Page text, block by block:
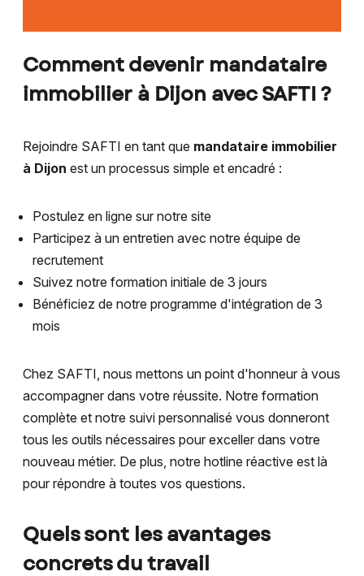
Comment devenir mandataire
immobilier à Dijon avec SAFTI ?
Rejoindre SAFTI en tant que mandataire immobilier
à Dijon est un processus simple et encadré :
Postulez en ligne sur notre site
Participez à un entretien avec notre équipe de
recrutement
Suivez notre formation initiale de 3 jours
Bénéficiez de notre programme d'intégration de 3
mois
Chez SAFTI, nous mettons un point d'honneur à vous
accompagner dans votre réussite. Notre formation
complète et notre suivi personnalisé vous donneront
tous les outils nécessaires pour exceller dans votre
nouveau métier. De plus, notre hotline réactive est là
pour répondre à toutes vos questions.
Quels sont les avantages
concrets du travail